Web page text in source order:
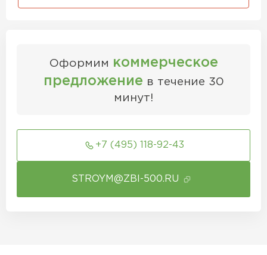
Оформим коммерческое
предложение в течение 30
минут!
+7 (495) 118-92-43
STROYM@ZBI-500.RU